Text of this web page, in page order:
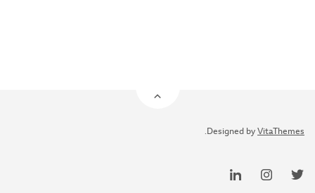
Designed byVitaThemes
.